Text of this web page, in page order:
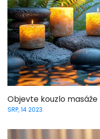
Objevte kouzlo
SRP, 14 2023